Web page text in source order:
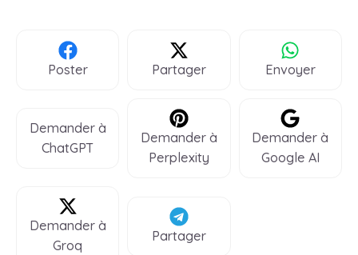
Poster Partager Envoyer
Demander à
ChatGPT
Demander à
Perplexity
Demander à
Google AI
Demander à
Groq
Partager